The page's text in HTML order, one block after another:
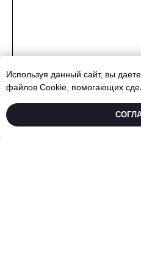
Используя данный сайт, вы
файлов Cookie, помогающих
ПОДБЕРЕМ БУКЕТ ЗА